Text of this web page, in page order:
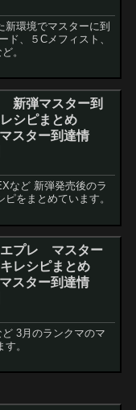
環境でマスターに到
ド、５Cメフィスト、
。
弾マスター到
シピまとめ
スター到達情
など 新弾発売後のラ
をまとめています。
エプレ マスター
レシピまとめ
スター到達情
3月のランクマのマ
。